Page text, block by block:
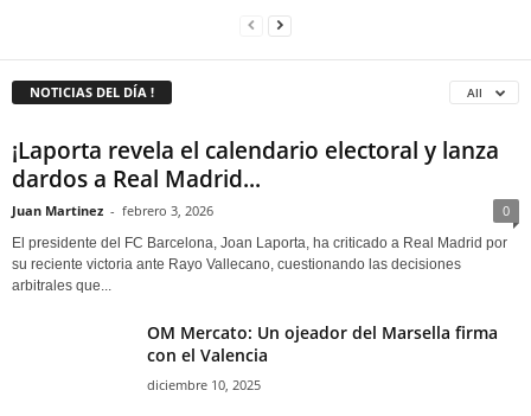
NOTICIAS DEL DÍA ! All
¡Laporta revela el calendario electoral y lanza
dardos a Real Madrid...
Juan Martinez - febrero 3, 2026 0
El presidente del FC Barcelona, Joan Laporta, ha criticado a Real Madrid por
su reciente victoria ante Rayo Vallecano, cuestionando las decisiones
arbitrales que...
OM Mercato: Un ojeador del Marsella firma
con el Valencia
diciembre 10, 2025